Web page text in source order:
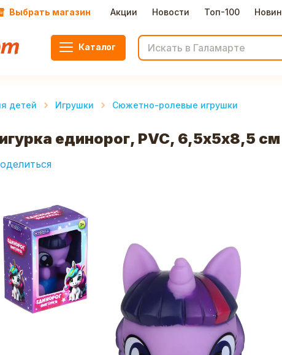
Выбрать магазин Акции Новости Топ-100
Каталог
детей Игрушки Сюжетно-ролевые игрушки
единорог, PVC, 6,5х5х8,5 см